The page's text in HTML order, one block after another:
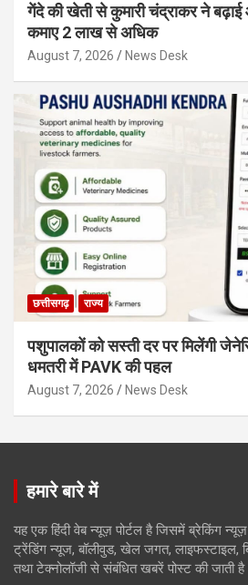
गेंदे की खेती से कुमारी चंद्राकर ने
कमाए 2 लाख से अधिक
August 7, 2026 News Desk
छत्तीसगढ़ राज्य
पशुपालकों को सस्ती दर पर मिलेंगी
धमतरी में PAVK की पहल
August 7, 2026 News Desk
हमारे बारे में
यह एक हिंदी वेब न्यूज़ पोर्टल है जिसमें ब्रेकिंग
ट्रेंडिंग न्यूज, बॉलीवुड, खेल जगत, लाइफस्टाइल,
तथा टेक्नोलॉजी से संबंधित खबरें पोस्ट की जाती